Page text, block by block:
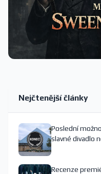
Nejčtenější články
Poslední
slavné divadlo
Recenze